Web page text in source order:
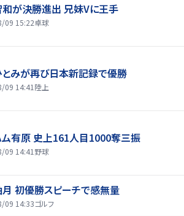
が決勝進出 兄妹Vに王手
09 15:22卓球
みが再び日本新記録で優勝
09 14:41 陸上
ム有原 史上161人目1000奪三振
09 14:41 野球
初優勝スピーチで感無量
09 14:33ゴルフ